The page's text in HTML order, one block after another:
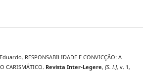
RESPONSABILIDADE E CONVICÇÃO: A
CARISMÁTICO. Revista Inter-Legere, [S. l.], v. 1,